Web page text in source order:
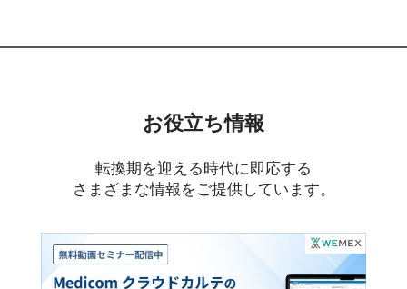
お役立ち情報
転換期を迎える時代に即応する
さまざまな情報をご提供しています。